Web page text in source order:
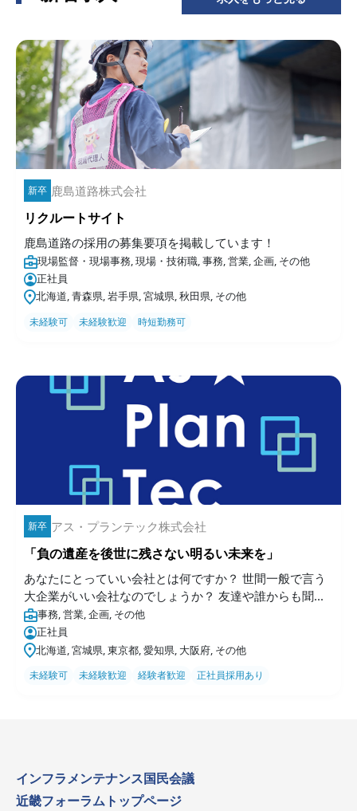
新卒 鹿島道路株式会社
リクルートサイト
鹿島道路の採用の募集要項を掲載しています！
現場監督・現場事務, 現場・技術職, 事務, 営業, 企画, その他
正社員
北海道, 青森県, 岩手県, 宮城県, 秋田県, その他
未経験可 未経験歓迎 時短勤務可
新卒 アス・プランテック株式会社
「負の遺産を後世に残さない明るい未来を」
あなたにとっていい会社とは何ですか？ 世間一般で言う
大企業がいい会社なのでしょうか？ 友達や誰からも聞...
事務, 営業, 企画, その他
正社員
北海道, 宮城県, 東京都, 愛知県, 大阪府, その他
未経験可 未経験歓迎 経験者歓迎 正社員採用あり
インフラメンテナンス国民会議
近畿フォーラムトップページ